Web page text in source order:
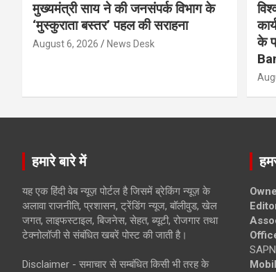
मुख्यमंत्री साय ने की जनसंपर्क विभाग के
‘मुस्कुराता बस्तर’ पहल की सराहना
August 6, 2026 News Desk
के
हमारे बारे में
यह एक हिंदी वेब न्यूज़ पोर्टल है जिसमें ब्रेकिंग न्यूज़ के
अलावा राजनीति, प्रशासन, ट्रेंडिंग न्यूज, बॉलीवुड, खेल
जगत, लाइफस्टाइल, बिजनेस, सेहत, ब्यूटी, रोजगार तथा
टेक्नोलॉजी से संबंधित खबरें पोस्ट की जाती है।
Disclaimer - समाचार से सम्बंधित किसी भी तरह के